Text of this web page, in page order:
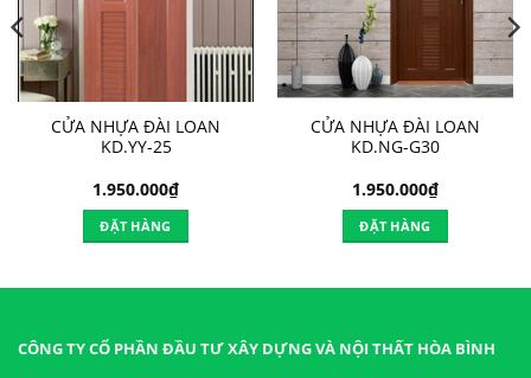
CỬA NHỰA ĐÀI LOAN
KD.YY-25
1.950.000₫
ĐẶT HÀNG
CỬA NHỰA ĐÀI LOAN
KD.NG-G30
1.950.000₫
ĐẶT HÀNG
CÔNG TY CỔ PHẦN ĐẦU TƯ XÂY DỰNG VÀ NỘI THẤT HÒA BÌNH